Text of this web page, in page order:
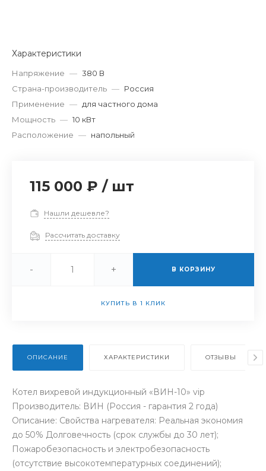
Характеристики
Напряжение — 380 В
Страна-производитель — Россия
Применение — для частного дома
Мощность — 10 кВт
Расположение — напольный
115 000 ₽ / шт
Нашли дешевле?
Рассчитать доставку
- + В КОРЗИНУ
КУПИТЬ В 1 КЛИК
ОПИСАНИЕ ХАРАКТЕРИСТИКИ ОТЗЫВЫ
Котел вихревой индукционный «ВИН-10» vip
Производитель: ВИН (Россия - гарантия 2 года)
Описание: Свойства нагревателя: Реальная экономия
до 50% Долговечность (срок службы до 30 лет);
Пожаробезопасность и электробезопасность
(отсутствие высокотемпературных соединений);